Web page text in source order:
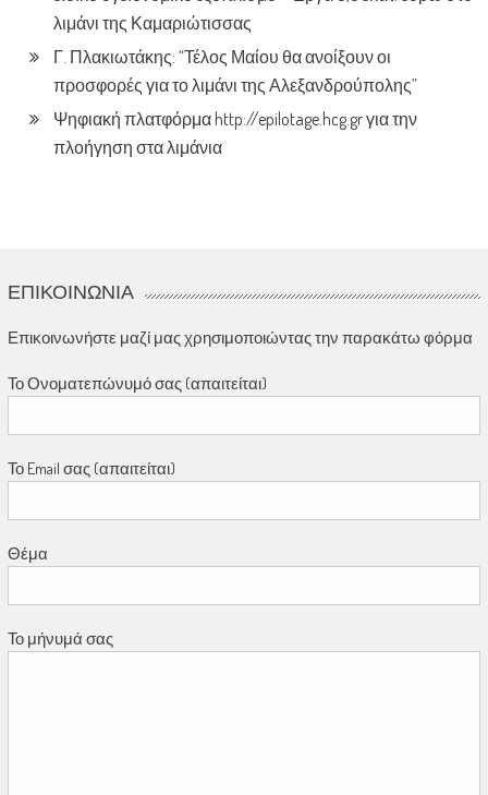
λιμάνι της Καμαριώτισσας
Γ. Πλακιωτάκης: “Τέλος Μαίου θα ανοίξουν οι
προσφορές για το λιμάνι της Αλεξανδρούπολης”
Ψηφιακή πλατφόρμα http://epilotage.hcg.gr για την
πλοήγηση στα λιμάνια
ΕΠΙΚΟΙΝΩΝΊΑ
Επικοινωνήστε μαζί μας χρησιμοποιώντας την παρακάτω φόρμα
Το Ονοματεπώνυμό σας (απαιτείται)
Το Email σας (απαιτείται)
Θέμα
Το μήνυμά σας